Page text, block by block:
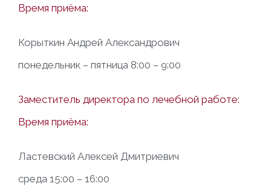
Время приёма:
Корыткин Андрей Александрович
понедельник – пятница 8:00 – 9:00
Заместитель директора по лечебной работе:
Время приёма:
Ластевский Алексей Дмитриевич
среда 15:00 – 16:00